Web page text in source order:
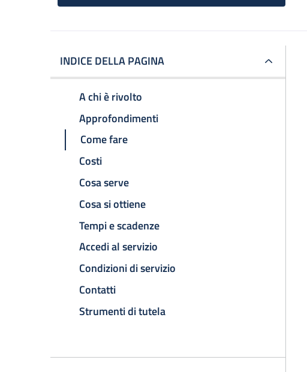
INDICE DELLA PAGINA
A chi è rivolto
Approfondimenti
Come fare
Costi
Cosa serve
Cosa si ottiene
Tempi e scadenze
Accedi al servizio
Condizioni di servizio
Contatti
Strumenti di tutela